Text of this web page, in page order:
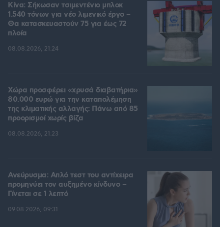
Κίνα: Σήκωσαν τσιμεντένιο μπλοκ
1.540 τόνων για νέο λιμενικό έργο –
Θα κατασκευαστούν 75 για έως 72
πλοία
08.08.2026, 21:24
Χώρα προσφέρει «χρυσά διαβατήρια»
80.000 ευρώ για την καταπολέμηση
της κλιματικής αλλαγής: Πάνω από 85
προορισμοί χωρίς βίζα
08.08.2026, 21:23
Ανεύρυσμα: Απλό τεστ του αντίχειρα
προμηνύει τον αυξημένο κίνδυνο –
Γίνεται σε 1 λεπτό
09.08.2026, 09:31